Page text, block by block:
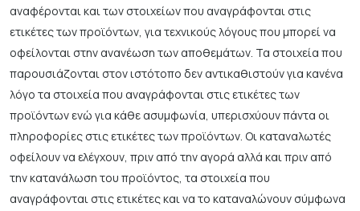
αναφέρονται και των στοιχείων που αναγράφονται στις
ετικέτες των προϊόντων, για τεχνικούς λόγους που μπορεί να
οφείλονται στην ανανέωση των αποθεμάτων. Τα στοιχεία που
παρουσιάζονται στον ιστότοπο δεν αντικαθιστούν για κανένα
λόγο τα στοιχεία που αναγράφονται στις ετικέτες των
προϊόντων ενώ για κάθε ασυμφωνία, υπερισχύουν πάντα οι
πληροφορίες στις ετικέτες των προϊόντων. Οι καταναλωτές
οφείλουν να ελέγχουν, πριν από την αγορά αλλά και πριν από
την κατανάλωση του προϊόντος, τα στοιχεία που
αναγράφονται στις ετικέτες και να το καταναλώνουν σύμφωνα